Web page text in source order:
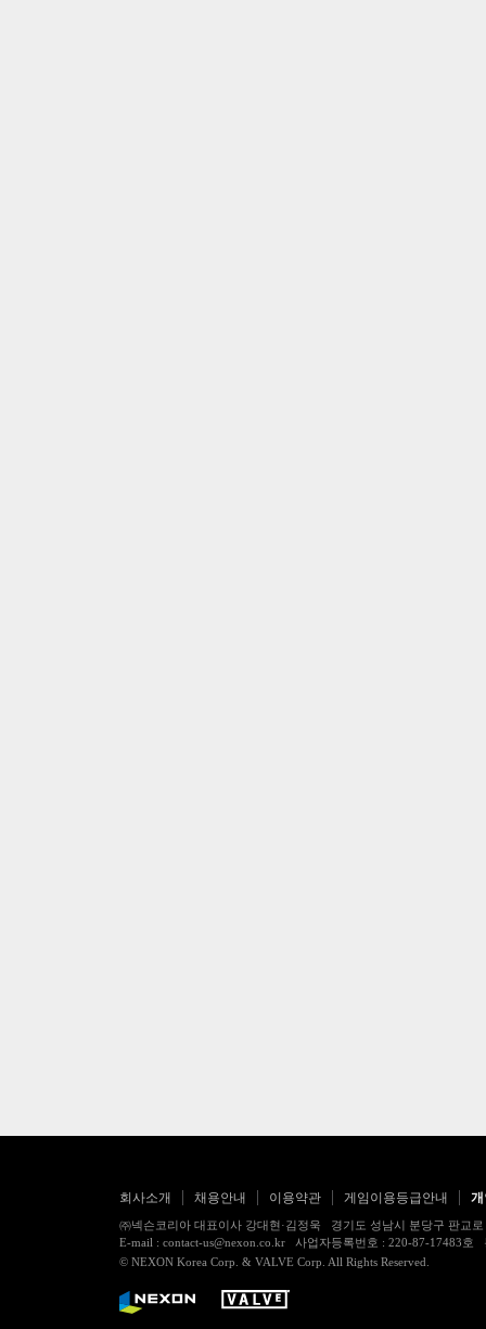
회사소개 채용안내 이용약관 게임이용등급안내
㈜넥슨코리아 대표이사 강대현·김정욱 경기도 성남시 분당구 판교
E-mail : contact-us@nexon.co.kr 사업자등록번호 : 220-87-17483
© NEXON Korea Corp. & VALVE Corp. All Rights Reserved.